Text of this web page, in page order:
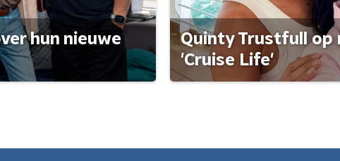
hun nieuwe
Quinty Trustfull op
'Cruise Life'